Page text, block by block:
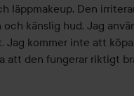
läppmakeup. Den
och känslig hud. Jag
Jag kommer inte att
att den fungerar riktigt